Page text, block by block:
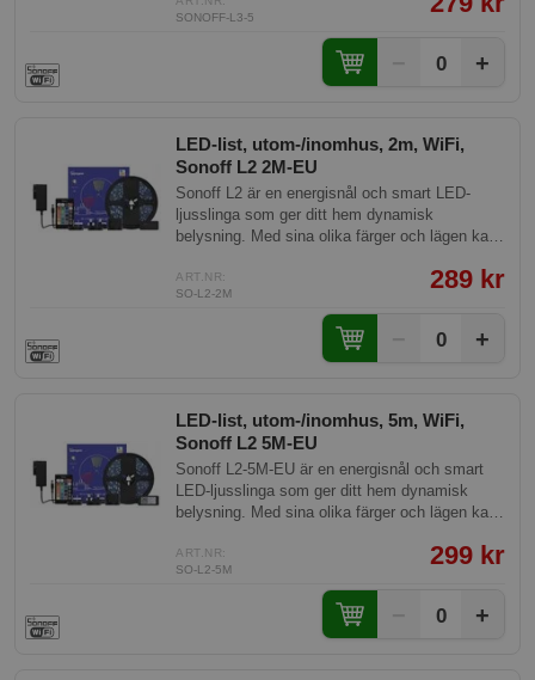
SONOFF-L3-5
0 +
LED-list, utom-/inomhus, 2m, WiFi,
Sonoff L2 2M-EU
Sonoff L2 är en energisnål och smart LED-
ljusslinga som ger ditt hem dynamisk
belysning. Med sina olika färger och lägen kan
tillfällen.
ART.NR:
SO-L2-2M
289 kr
0 +
LED-list, utom-/inomhus, 5m, WiFi,
Sonoff L2 5M-EU
Sonoff L2-5M-EU är en energisnål och smart
LED-ljusslinga som ger ditt hem dynamisk
belysning. Med sina olika färger och lägen kan
tillfällen.
ART.NR:
SO-L2-5M
299 kr
0 +